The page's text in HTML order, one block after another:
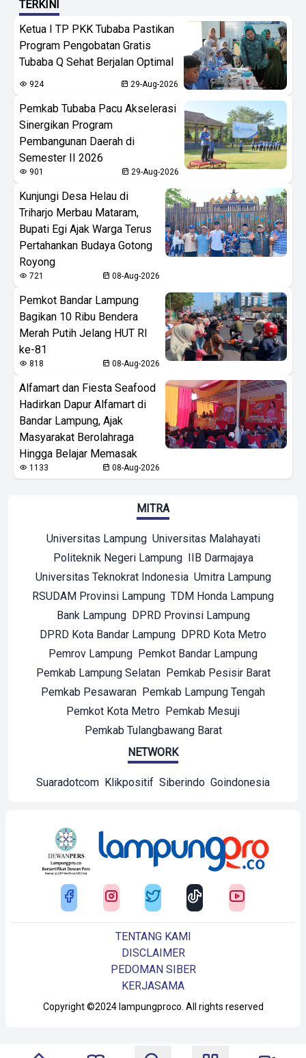
TERKINI
Ketua I TP PKK Tubaba Pastikan
Program Pengobatan Gratis
Tubaba Q Sehat Berjalan Optimal
924 29-Aug-2026
Pemkab Tubaba Pacu Akselerasi
Sinergikan Program
Pembangunan Daerah di
Semester II 2026
901 29-Aug-2026
Kunjungi Desa Helau di
Triharjo Merbau Mataram,
Bupati Egi Ajak Warga Terus
Pertahankan Budaya Gotong
Royong
721 08-Aug-2026
Pemkot Bandar Lampung
Bagikan 10 Ribu Bendera
Merah Putih Jelang HUT RI
ke-81
818 08-Aug-2026
Alfamart dan Fiesta Seafood
Hadirkan Dapur Alfamart di
Bandar Lampung, Ajak
Masyarakat Berolahraga
Hingga Belajar Memasak
1133 08-Aug-2026
MITRA
Universitas Lampung Universitas Malahayati
Politeknik Negeri Lampung IIB Darmajaya
Universitas Teknokrat Indonesia Umitra Lampung
RSUDAM Provinsi Lampung TDM Honda Lampung
Bank Lampung DPRD Provinsi Lampung
DPRD Kota Bandar Lampung DPRD Kota Metro
Pemrov Lampung Pemkot Bandar Lampung
Pemkab Lampung Selatan Pemkab Pesisir Barat
Pemkab Pesawaran Pemkab Lampung Tengah
Pemkot Kota Metro Pemkab Mesuji
Pemkab Tulangbawang Barat
NETWORK
Suaradotcom Klikpositif Siberindo Goindonesia
Copyright ©2024 lampungproco. All rights reserved
TENTANG KAMI
DISCLAIMER
PEDOMAN SIBER
KERJASAMA